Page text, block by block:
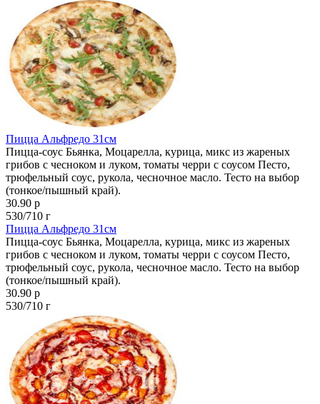
Пицца Альфредо 31см
Пицца-соус Бьянка, Моцарелла, курица, микс из жареных
грибов с чесноком и луком, томаты черри с соусом Песто,
трюфельный соус, рукола, чесночное масло. Тесто на выбор
(тонкое/пышный край).
30.90 р
530/710 г
Пицца Альфредо 31см
Пицца-соус Бьянка, Моцарелла, курица, микс из жареных
грибов с чесноком и луком, томаты черри с соусом Песто,
трюфельный соус, рукола, чесночное масло. Тесто на выбор
(тонкое/пышный край).
30.90 р
530/710 г